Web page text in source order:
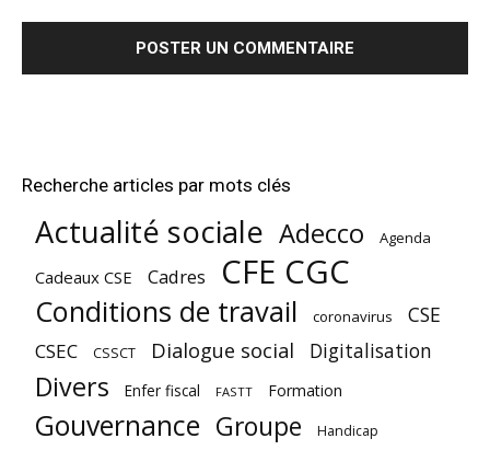
Recherche articles par mots clés
Actualité sociale Adecco Agenda
Cadeaux CSE Cadres CFE CGC
Conditions de travail coronavirus CSE
CSEC CSSCT Dialogue social Digitalisation
Divers Enfer fiscal FASTT Formation
Gouvernance Groupe Handicap